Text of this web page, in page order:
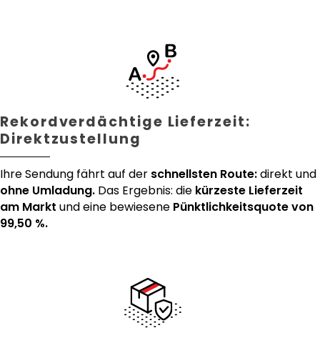
Rekordverdächtige Lieferzeit:
Direktzustellung
Ihre Sendung fährt auf der schnellsten Route:direkt und
ohne Umladung. Das Ergebnis: die kürzeste Lieferzeit
am Markt und eine bewiesene Pünktlichkeitsquote von
99,50 %.